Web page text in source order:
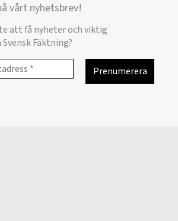
vårt nyhetsbrev!
att få nyheter och viktig
Fäktning?